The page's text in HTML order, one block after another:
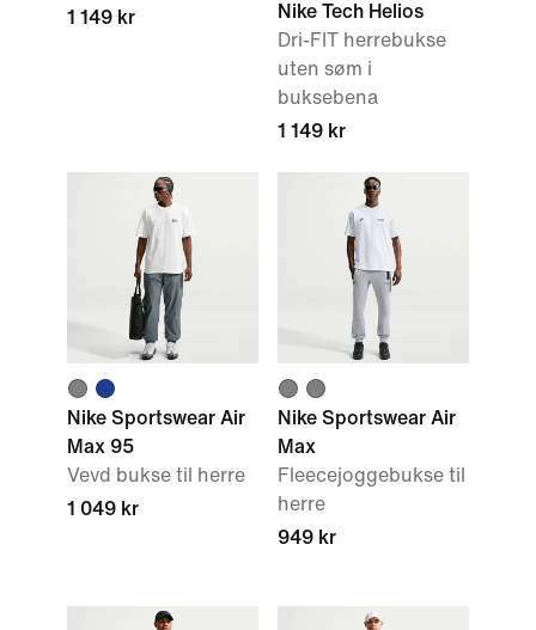
1 149 kr
Nike Tech Helios
Dri-FIT herrebukse
uten søm i
buksebena
1 149 kr
Nike Sportswear Air
Max 95
Vevd bukse til herre
1 049 kr
Nike Sportswear Air
Max
Fleecejoggebukse til
herre
949 kr